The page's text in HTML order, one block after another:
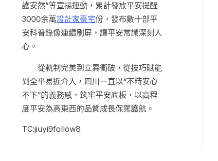
護安然”等宣揚運動，累計發放平安提醒
3000余萬設計家豪宅份，發布數十部平
安科普錄像連續刷屏，讓平安常識深刻人
心。
從軌制完美到立異衝破，從技巧賦能
到全平易近介入，四川一直以“不時安心
不下”的義務感，筑牢平安底板，以高程
度平安為高東西的品質成長保駕護航。
TC:jiuyi9follow8